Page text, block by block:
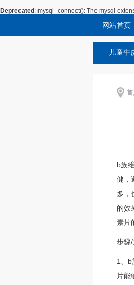
Deprecated : mysql_connect(): The mysql
网站首页
儿童牛
b族
健，
多，
的效
素片
步骤/
1、b
片能